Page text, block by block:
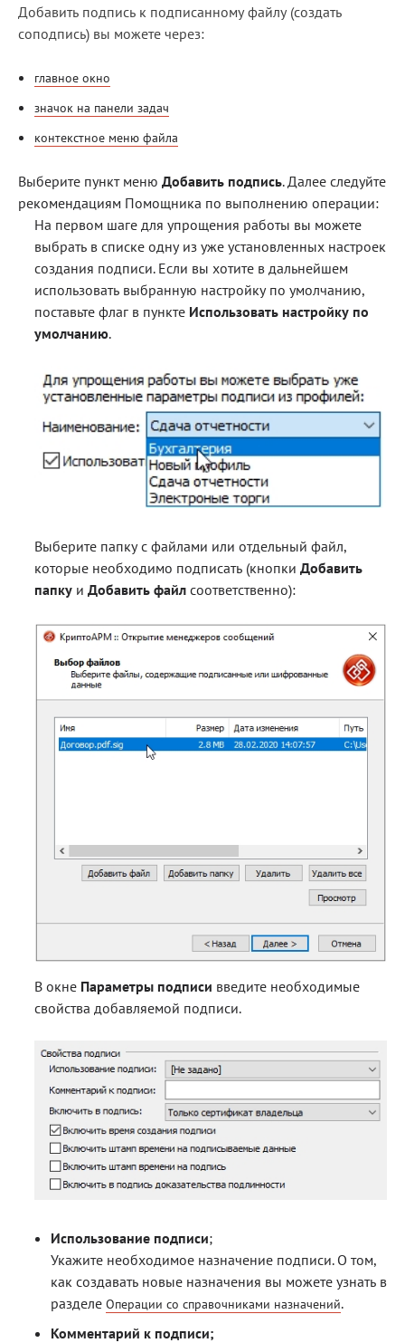
Добавить подпись к подписанному файлу (создать
соподпись) вы можете через:
главное окно
значок на панели задач
контекстное меню файла
Выберите пункт меню Добавить подпись. Далее следуйте
рекомендациям Помощника по выполнению операции:
На первом шаге для упрощения работы вы можете
выбрать в списке одну из уже установленных настроек
создания подписи. Если вы хотите в дальнейшем
использовать выбранную настройку по умолчанию,
поставьте флаг в пункте Использовать настройку по
умолчанию.
Выберите папку с файлами или отдельный файл,
которые необходимо подписать (кнопки Добавить
папку и Добавить файл соответственно):
В окне Параметры подписи введите необходимые
свойства добавляемой подписи.
Использование подписи;
Укажите необходимое назначение подписи. О том,
как создавать новые назначения вы можете узнать в
разделе Операции со справочниками назначений.
Комментарий к подписи;